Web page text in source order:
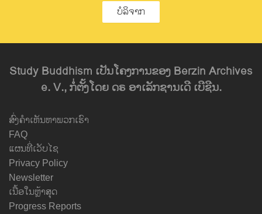
ບໍລິຈາກ
Study Buddhism ເປັນໂຄງການຂອງ Berzin Archives
e. V., ກໍ່ຕັ້ງໂດຍ ດຣ ອາເລັກຊານເດີ ເບີຊີນ.
ສົ່ງຄຳເຫັນຫາພວກເຮົາ
FAQ
ແຜນທີ່ເວັບໄຊ
Privacy Policy
Newsletter
ເນື້ອໃນຫຼ້າສຸດ
Progress Reports